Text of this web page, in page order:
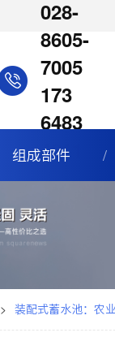
028-
8605-
7005
173
6483
4811
组成部件
> 装配式蓄水池：农